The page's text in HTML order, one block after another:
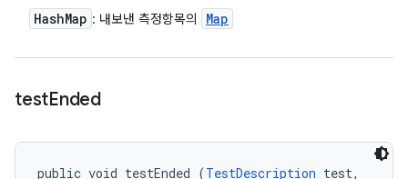
HashMap : 내보낸 측정항목의 Map
testEnded
public void testEnded (TestDescription test,